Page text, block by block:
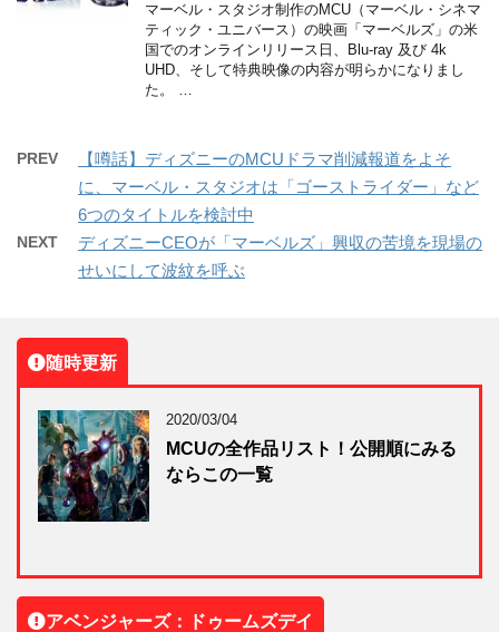
マーベル・スタジオ制作のMCU（マーベル・シネマ
ティック・ユニバース）の映画「マーベルズ」の米
国でのオンラインリリース日、Blu-ray 及び 4k
UHD、そして特典映像の内容が明らかになりまし
た。 …
PREV
【噂話】ディズニーのMCUドラマ削減報道をよそ
に、マーベル・スタジオは「ゴーストライダー」など
6つのタイトルを検討中
NEXT
ディズニーCEOが「マーベルズ」興収の苦境を現場の
せいにして波紋を呼ぶ
随時更新
2020/03/04
MCUの全作品リスト！公開順にみる
ならこの一覧
アベンジャーズ：ドゥームズデイ